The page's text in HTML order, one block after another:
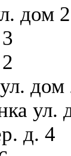
дом
дом
ул.
д. 4